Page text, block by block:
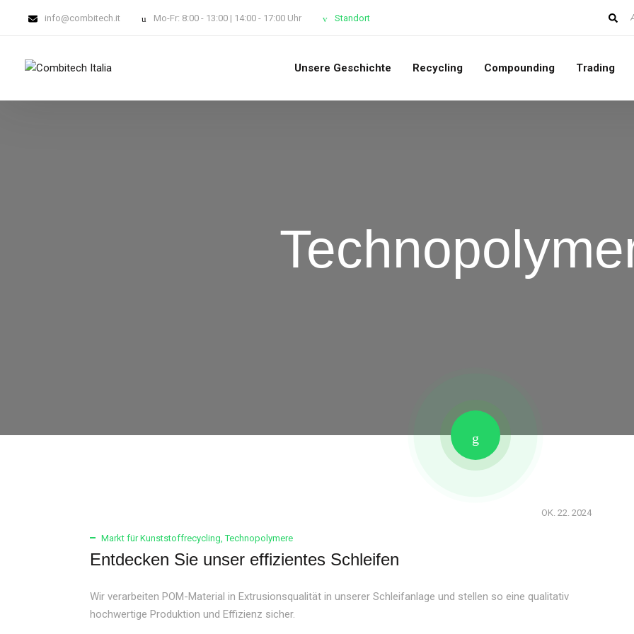
info@combitech.it Mo-Fr: 8:00 - 13:00 | 14:00 - 17:00 Uhr Standort
Unsere Geschichte Recycling Compounding Trading
OK. 22. 2024
Markt für Kunststoffrecycling,Technopolymere
Entdecken Sie unser effizientes Schleifen
Wir verarbeiten POM-Material in Extrusionsqualität in unserer Schleifanlage und stellen so eine qualitativ
hochwertige Produktion und Effizienz sicher.